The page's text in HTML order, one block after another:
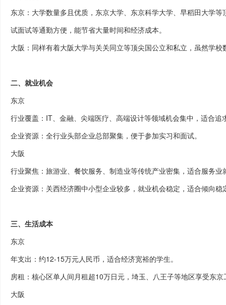
东京：大学数量多且优质，东京大学、东京科学大学、早稻田大学
试面试等通勤方便，能节省大量时间和经济成本。
大阪：同样有着大阪大学与关关同立等顶尖国公立和私立，虽然学
二、就业机会
东京
行业覆盖： IT 、金融、尖端医疗、高端设计等领域机会集中，适合
企业资源：全行业头部企业总部聚集，便于参加实习和面试。
大阪
行业聚焦：旅游业、餐饮服务、制造业等传统产业密集，适合服务业
企业资源：关西经济圈中小型企业较多，就业机会稳定，适合倾向
三、生活成本
东京
年支出：约12-15万元人民币，适合经济宽裕的学生。
房租：核心区单人间月租超10万日元，埼玉、八王子等地区享受东
大阪